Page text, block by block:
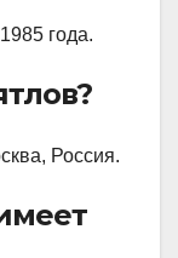
года.
Россия.